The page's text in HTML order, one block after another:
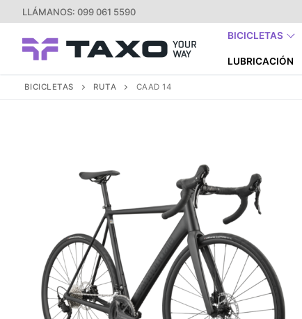
al
contenido
LLÁMANOS: 099 061 5590
BICICLETAS
LUBRICACIÓN
BICICLETAS RUTA CAAD 14